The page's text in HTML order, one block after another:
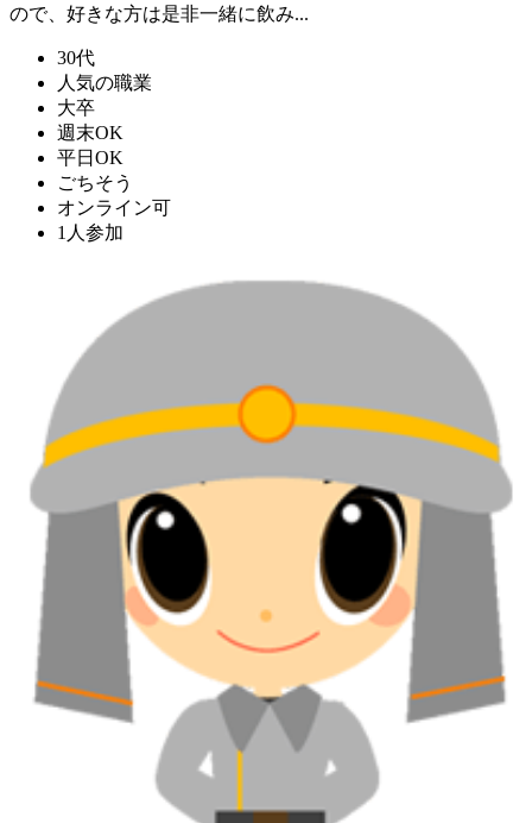
ので、好きな方は是非一緒に飲み...
30代
人気の職業
大卒
週末OK
平日OK
ごちそう
オンライン可
1人参加